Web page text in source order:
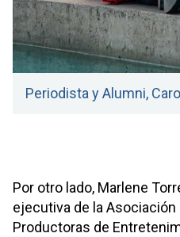
Periodista y Alumni,
Por otro lado, Marlene
ejecutiva de la
Productoras de